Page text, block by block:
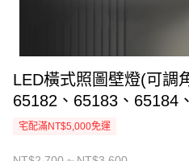
LED橫式照圖壁燈(可調角度) 49-
65182、65183、65184
宅配滿NT$5,000免運